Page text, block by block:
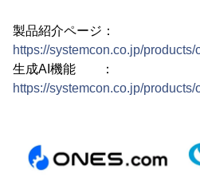
製品紹介ページ：
https://systemcon.co.jp/
生成AI機能 ：
https://systemcon.co.jp/